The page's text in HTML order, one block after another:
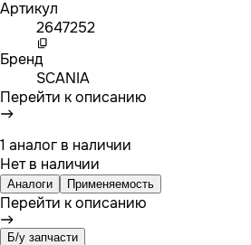
Артикул
2647252
Бренд
SCANIA
Перейти к описанию
1 аналог в наличии
Нет в наличии
Аналоги Применяемость
Перейти к описанию
Б/у запчасти